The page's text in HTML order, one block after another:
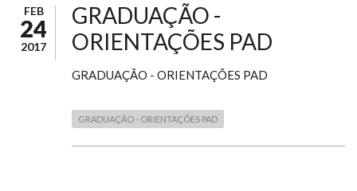
FEB
24
2017
GRADUAÇÃO -
ORIENTAÇÕES PAD
GRADUAÇÃO - ORIENTAÇÕES PAD
GRADUAÇÃO - ORIENTAÇÕES PAD